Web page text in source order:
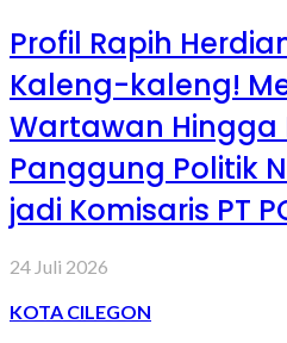
Profil Rapih
Kaleng-kaleng!
Wartawan Hingga
Panggung Politik
jadi Komisaris PT
24 Juli 2026
KOTA CILEGON